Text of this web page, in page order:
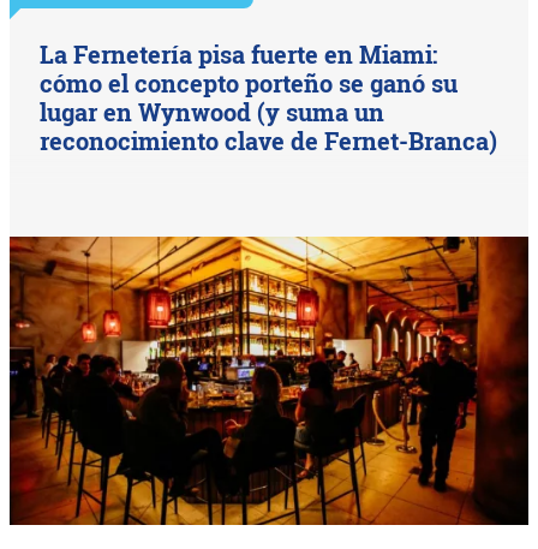
La Fernetería pisa fuerte en Miami:
cómo el concepto porteño se ganó su
lugar en Wynwood (y suma un
reconocimiento clave de Fernet-Branca)